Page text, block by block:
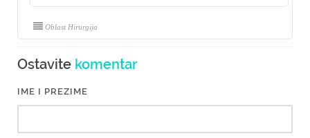
Oblast Hirurgija
Ostavite komentar
IME I PREZIME